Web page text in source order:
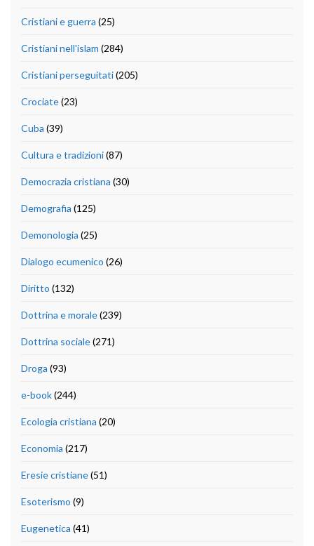
Cristiani e guerra (25)
Cristiani nell'islam (284)
Cristiani perseguitati(205)
Crociate(23)
Cuba (39)
Cultura e tradizioni(87)
Democrazia cristiana (30)
Demografia (125)
Demonologia (25)
Dialogo ecumenico (26)
Diritto (132)
Dottrina e morale(239)
Dottrina sociale(271)
Droga (93)
e-book(244)
Ecologia cristiana (20)
Economia (217)
Eresie cristiane(51)
Esoterismo (9)
Eugenetica (41)